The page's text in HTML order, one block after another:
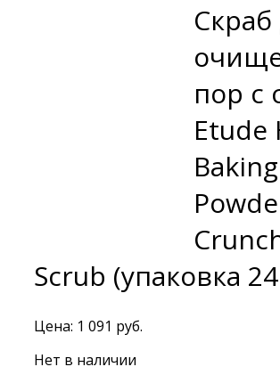
Скраб
пор с
Etude
Baking
Scrub (упаковка
Цена: 1 091 руб.
Нет в наличии